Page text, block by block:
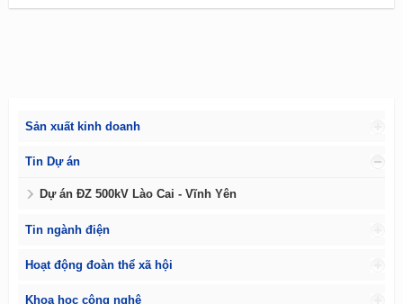
Sản xuất kinh doanh
Tin Dự án
Dự án ĐZ 500kV Lào Cai - Vĩnh Yên
Tin ngành điện
Hoạt động đoàn thể xã hội
Khoa học công nghệ